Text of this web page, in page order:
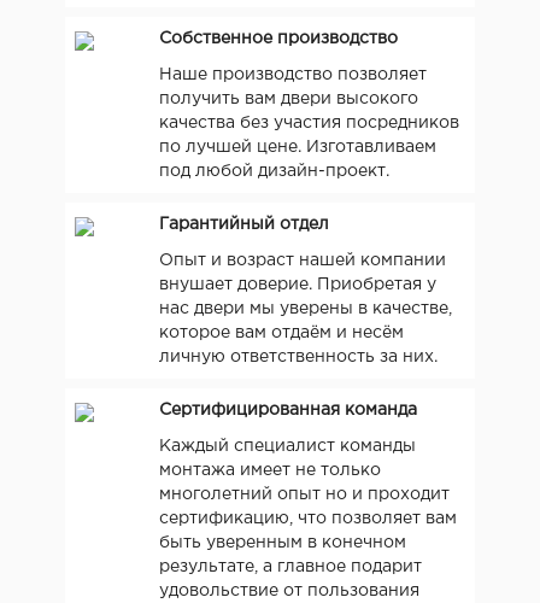
Собственное производство
Наше производство позволяет
получить вам двери высокого
качества без участия посредников
по лучшей цене. Изготавливаем
под любой дизайн-проект.
Гарантийный отдел
Опыт и возраст нашей компании
внушает доверие. Приобретая у
нас двери мы уверены в качестве,
которое вам отдаём и несём
личную ответственность за них.
Сертифицированная команда
Каждый специалист команды
монтажа имеет не только
многолетний опыт но и проходит
сертификацию, что позволяет вам
быть уверенным в конечном
результате, а главное подарит
удовольствие от пользования